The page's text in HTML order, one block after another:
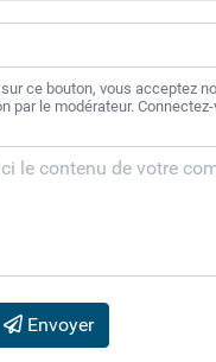
ce bouton, vous acceptez
par le modérateur.
Envoyer